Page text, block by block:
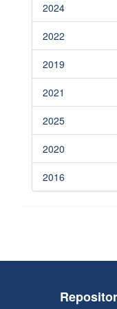
2024
2022
2019
2021
2025
2020
2016